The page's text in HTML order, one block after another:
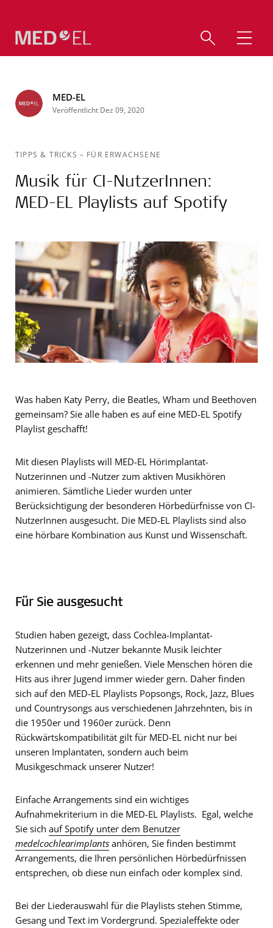
MED-EL
Veröffentlicht Dez 09, 2020
TIPPS & TRICKS – FÜR ERWACHSENE
Musik für CI-NutzerInnen:
MED-EL Playlists auf Spotify
Was haben Katy Perry, die Beatles, Wham und Beethoven
gemeinsam? Sie alle haben es auf eine MED-EL Spotify
Playlist geschafft!
Mit diesen Playlists will MED-EL Hörimplantat-
Nutzerinnen und -Nutzer zum aktiven Musikhören
animieren. Sämtliche Lieder wurden unter
Berücksichtigung der besonderen Hörbedürfnisse von CI-
NutzerInnen ausgesucht. Die MED-EL Playlists sind also
eine hörbare Kombination aus Kunst und Wissenschaft.
Für Sie ausgesucht
Studien haben gezeigt, dass Cochlea-Implantat-
Nutzerinnen und -Nutzer bekannte Musik leichter
erkennen und mehr genießen. Viele Menschen hören die
Hits aus ihrer Jugend immer wieder gern. Daher finden
sich auf den MED-EL Playlists Popsongs, Rock, Jazz, Blues
und Countrysongs aus verschiedenen Jahrzehnten, bis in
die 1950er und 1960er zurück. Denn
Rückwärtskompatibilität gilt für MED-EL nicht nur bei
unseren Implantaten, sondern auch beim
Musikgeschmack unserer Nutzer!
Einfache Arrangements sind ein wichtiges
Aufnahmekriterium in die MED-EL Playlists. Egal, welche
Sie sich auf Spotify unter dem Benutzer
medelcochlearimplants anhören, Sie finden bestimmt
Arrangements, die Ihren persönlichen Hörbedürfnissen
entsprechen, ob diese nun einfach oder komplex sind.
Bei der Liederauswahl für die Playlists stehen Stimme,
Gesang und Text im Vordergrund. Spezialeffekte oder